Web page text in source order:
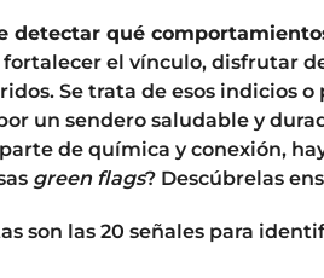
detectar qué
fortalecer el vínculo, disfrutar
Se trata de esos indicios
un sendero saludable y
de química y conexión,
green flags? Descúbrelas
son las 20 señales para